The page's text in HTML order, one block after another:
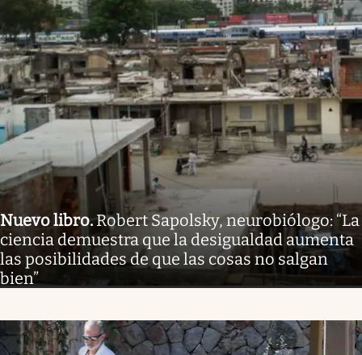
Nuevo libro.Robert Sapolsky, neurobiólogo: “La
ciencia demuestra que la desigualdad aumenta
las posibilidades de que las cosas no salgan
bien”